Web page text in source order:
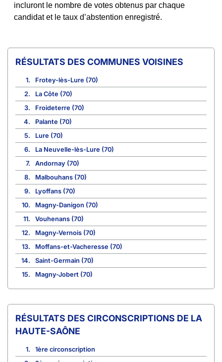
incluront le nombre de votes obtenus par chaque
candidat et le taux d’abstention enregistré.
COMMUNES VOISINES
1.
Frotey-lès-Lure (70)
2.
La Côte (70)
3.
Froideterre (70)
4.
Palante (70)
5.
Lure (70)
6.
La Neuvelle-lès-Lure (70)
7.
Andornay (70)
8.
Malbouhans (70)
9.
Lyoffans (70)
10.
Magny-Danigon (70)
11.
Vouhenans (70)
12.
Magny-Vernois (70)
13.
Moffans-et-Vacheresse (70)
14.
Saint-Germain (70)
15.
Magny-Jobert (70)
CIRCONSCRIPTIONS DE LA
HAUTE-SAÔNE
1.
1ère circonscription